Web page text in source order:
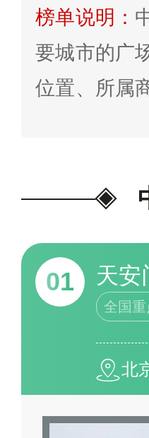
榜单说明：
要城市的广
位置、所属
功能配套
01 天安
全国
北